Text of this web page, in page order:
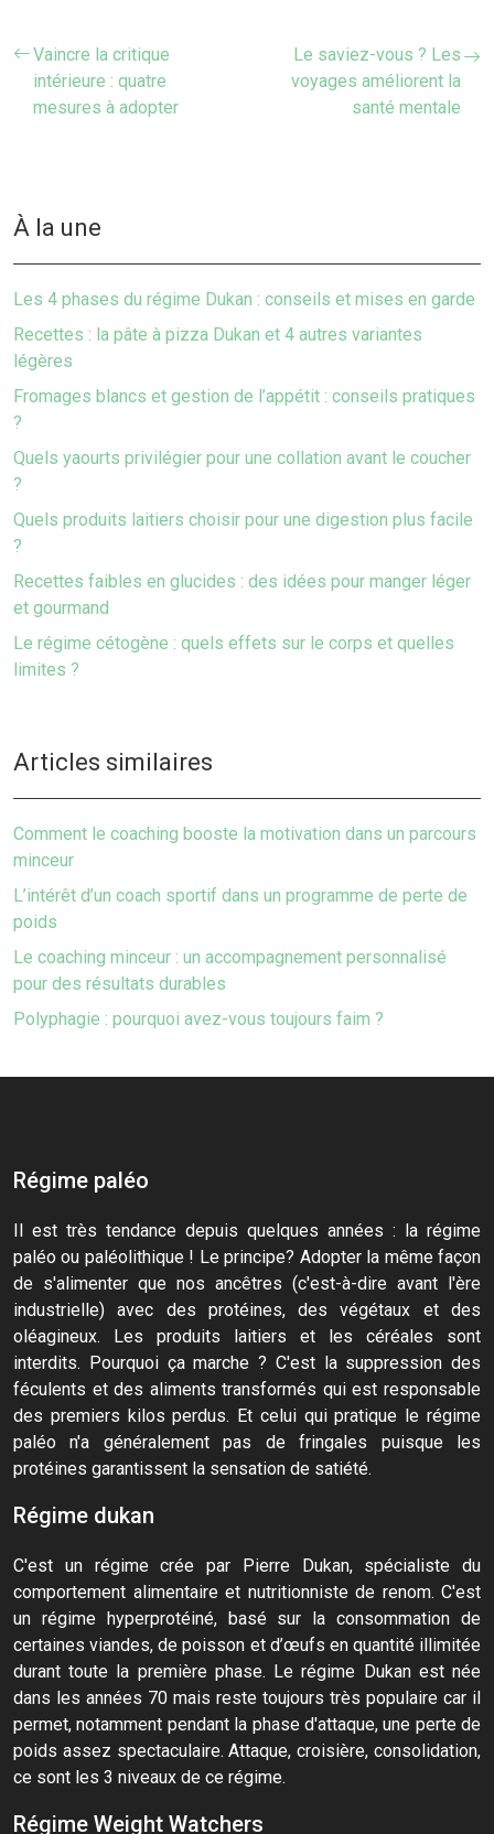
Vaincre la critique
intérieure : quatre
mesures à adopter
Le saviez-vous ? Les
voyages améliorent la
santé mentale
À la une
Les 4 phases du régime Dukan : conseils et mises en garde
Recettes : la pâte à pizza Dukan et 4 autres variantes
légères
Fromages blancs et gestion de l’appétit : conseils pratiques
?
Quels yaourts privilégier pour une collation avant le coucher
?
Quels produits laitiers choisir pour une digestion plus facile
?
Recettes faibles en glucides : des idées pour manger léger
et gourmand
Le régime cétogène : quels effets sur le corps et quelles
limites ?
Articles similaires
Comment le coaching booste la motivation dans un parcours
minceur
L’intérêt d’un coach sportif dans un programme de perte de
poids
Le coaching minceur : un accompagnement personnalisé
pour des résultats durables
Polyphagie : pourquoi avez-vous toujours faim ?
Régime paléo
Il est très tendance depuis quelques années : la régime
paléo ou paléolithique ! Le principe? Adopter la même façon
de s'alimenter que nos ancêtres (c'est-à-dire avant l'ère
industrielle) avec des protéines, des végétaux et des
oléagineux. Les produits laitiers et les céréales sont
interdits. Pourquoi ça marche ? C'est la suppression des
féculents et des aliments transformés qui est responsable
des premiers kilos perdus. Et celui qui pratique le régime
paléo n'a généralement pas de fringales puisque les
protéines garantissent la sensation de satiété.
Régime dukan
C'est un régime crée par Pierre Dukan, spécialiste du
comportement alimentaire et nutritionniste de renom. C'est
un régime hyperprotéiné, basé sur la consommation de
certaines viandes, de poisson et d’œufs en quantité illimitée
durant toute la première phase. Le régime Dukan est née
dans les années 70 mais reste toujours très populaire car il
permet, notamment pendant la phase d'attaque, une perte de
poids assez spectaculaire. Attaque, croisière, consolidation,
ce sont les 3 niveaux de ce régime.
Régime Weight Watchers